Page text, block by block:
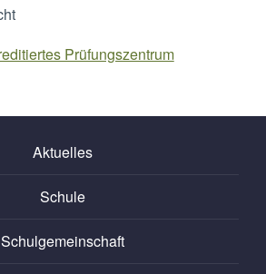
Aktuelles
Schule
Schulgemeinschaft